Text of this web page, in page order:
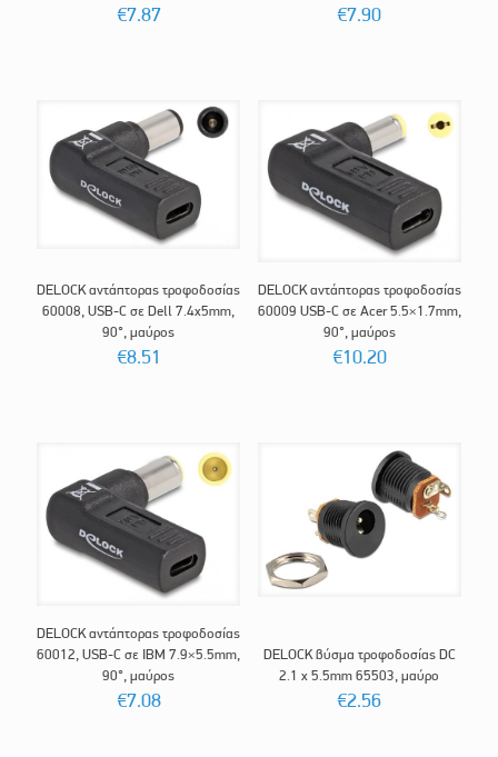
€7.87 €7.90
DELOCK αντάπτορας τροφοδοσίας
60008, USB-C σε Dell 7.4x5mm,
90°, μαύρος
€8.51
DELOCK αντάπτορας τροφοδοσίας
60009 USB-C σε Acer 5.5×1.7mm,
90°, μαύρος
€10.20
DELOCK αντάπτορας τροφοδοσίας
60012, USB-C σε IBM 7.9×5.5mm,
90°, μαύρος
€7.08
DELOCK βύσμα τροφοδοσίας DC
2.1 x 5.5mm 65503, μαύρο
€2.56